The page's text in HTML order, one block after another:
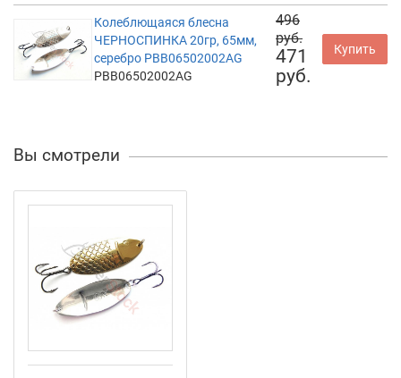
Колеблющаяся блесна
ЧЕРНОСПИНКА 20гр, 65мм,
серебро PBB06502002AG
PBB06502002AG
496
руб.
471
руб.
Купить
Вы смотрели